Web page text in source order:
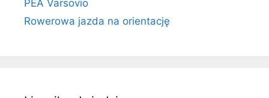
PEA Varsovio
Rowerowa jazda na orientację